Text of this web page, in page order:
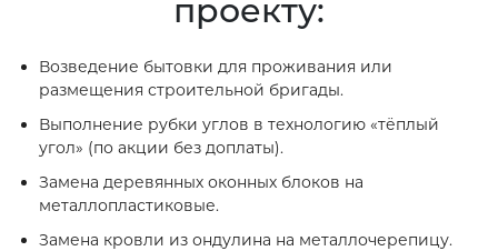
проекту:
Возведение бытовки для проживания или
размещения строительной бригады.
Выполнение рубки углов в технологию «тёплый
угол» (по акции без доплаты).
Замена деревянных оконных блоков на
металлопластиковые.
Замена кровли из ондулина на металлочерепицу.